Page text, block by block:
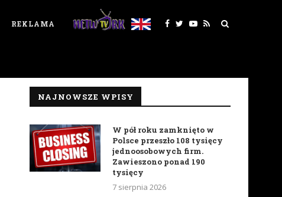
REKLAMA
NAJNOWSZE WPISY
W pół roku zamknięto w
Polsce przeszło 108 tysięcy
jednoosobowych firm.
Zawieszono ponad 190
tysięcy
7 sierpnia 2026